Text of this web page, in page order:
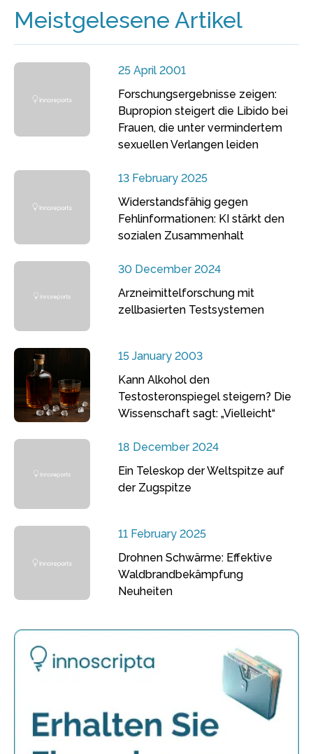
Meistgelesene Artikel
25 April 2001
Forschungsergebnisse zeigen:
Bupropion steigert die Libido bei
Frauen, die unter vermindertem
sexuellen Verlangen leiden
13 February 2025
Widerstandsfähig gegen
Fehlinformationen: KI stärkt den
sozialen Zusammenhalt
30 December 2024
Arzneimittelforschung mit
zellbasierten Testsystemen
15 January 2003
Kann Alkohol den
Testosteronspiegel steigern? Die
Wissenschaft sagt: „Vielleicht“
18 December 2024
Ein Teleskop der Weltspitze auf
der Zugspitze
11 February 2025
Drohnen Schwärme: Effektive
Waldbrandbekämpfung
Neuheiten